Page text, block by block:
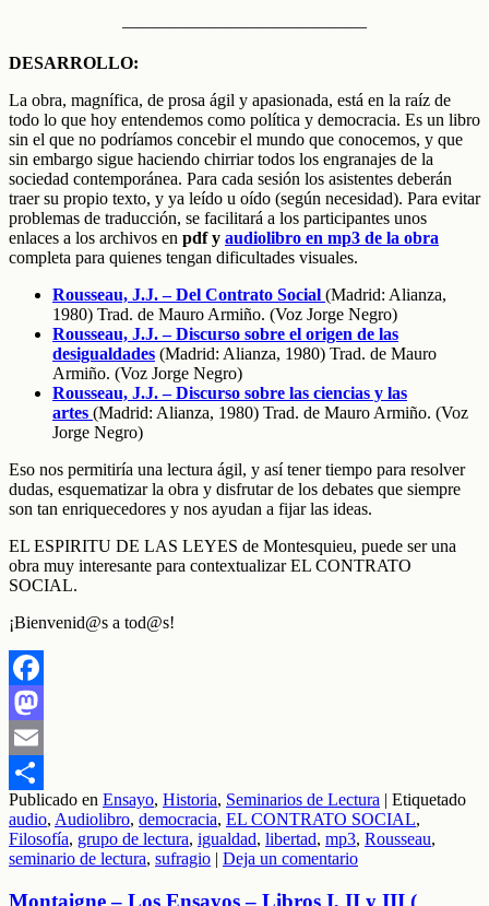
——————————————
DESARROLLO:
La obra, magnífica, de prosa ágil y apasionada, está en la raíz de
todo lo que hoy entendemos como política y democracia. Es un libro
sin el que no podríamos concebir el mundo que conocemos, y que
sin embargo sigue haciendo chirriar todos los engranajes de la
sociedad contemporánea. Para cada sesión los asistentes deberán
traer su propio texto, y ya leído u oído (según necesidad). Para evitar
problemas de traducción, se facilitará a los participantes unos
enlaces a los archivos en pdf y audiolibro en mp3 de la obra
completa para quienes tengan dificultades visuales.
Rousseau, J.J. – Del Contrato Social (Madrid: Alianza,
1980) Trad. de Mauro Armiño. (Voz Jorge Negro)
Rousseau, J.J. – Discurso sobre el origen de las
desigualdades (Madrid: Alianza, 1980) Trad. de Mauro
Armiño. (Voz Jorge Negro)
Rousseau, J.J. – Discurso sobre las ciencias y las
artes (Madrid: Alianza, 1980) Trad. de Mauro Armiño. (Voz
Jorge Negro)
Eso nos permitiría una lectura ágil, y así tener tiempo para resolver
dudas, esquematizar la obra y disfrutar de los debates que siempre
son tan enriquecedores y nos ayudan a fijar las ideas.
EL ESPIRITU DE LAS LEYES de Montesquieu, puede ser una
obra muy interesante para contextualizar EL CONTRATO
SOCIAL.
¡Bienvenid@s a tod@s!
Facebook
Mastodon
Email
Compartir
Publicado en Ensayo, Historia, Seminarios de Lectura | Etiquetado
audio, Audiolibro, democracia, EL CONTRATO SOCIAL,
Filosofía, grupo de lectura, igualdad, libertad, mp3, Rousseau,
seminario de lectura, sufragio | Deja un comentario
Montaigne – Los Ensayos – Libros I, II y III (